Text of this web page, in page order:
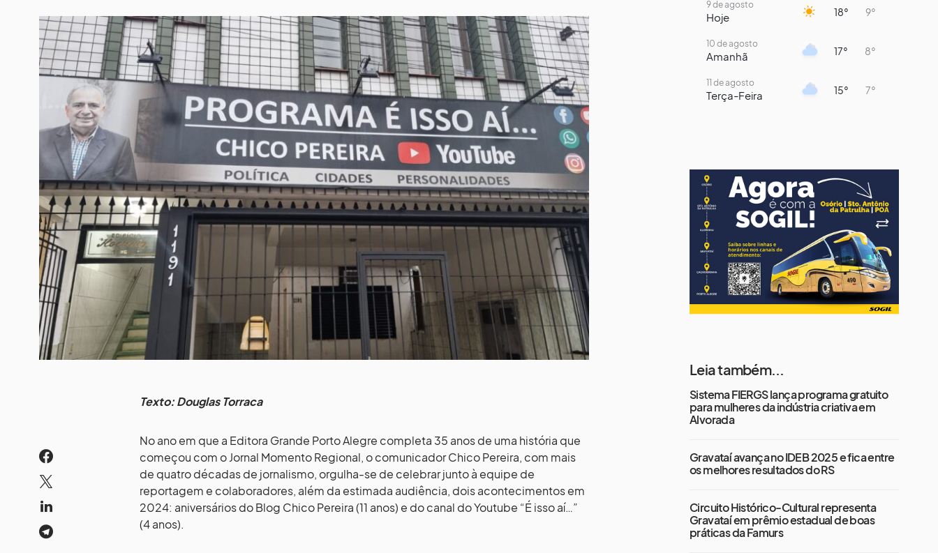
Texto: Douglas Torraca
No ano em que a Editora Grande Porto Alegre completa 35 anos de uma história que
começou com o Jornal Momento Regional, o comunicador Chico Pereira, com mais
de quatro décadas de jornalismo, orgulha-se de celebrar junto à equipe de
reportagem e colaboradores, além da estimada audiência, dois acontecimentos em
2024: aniversários do Blog Chico Pereira (11 anos) e do canal do Youtube “É isso aí…”
(4 anos).
9 de agosto
Hoje 18° 9°
10 de agosto
Amanhã 17° 8°
11 de agosto
Terça-Feira 15° 7°
Quinta-Feira 16° 13°
14 de agosto
Sexta-Feira 18° 14°
15 de agosto
Sábado 21° 16°
Leia também...
Sistema FIERGS lança programa gratuito
para mulheres da indústria criativa em
Alvorada
Gravataí avança no IDEB 2025 e fica entre
os melhores resultados do RS
Circuito Histórico-Cultural representa
Gravataí em prêmio estadual de boas
práticas da Famurs